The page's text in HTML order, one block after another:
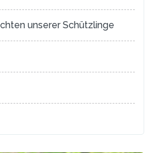
unserer Schützlinge